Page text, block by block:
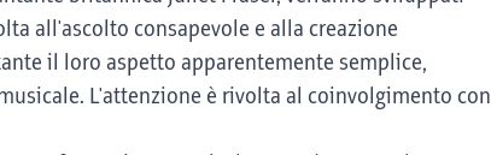
all'ascolto consapevole e alla creazione
il loro aspetto apparentemente semplice,
L'attenzione è rivolta al coinvolgimento con